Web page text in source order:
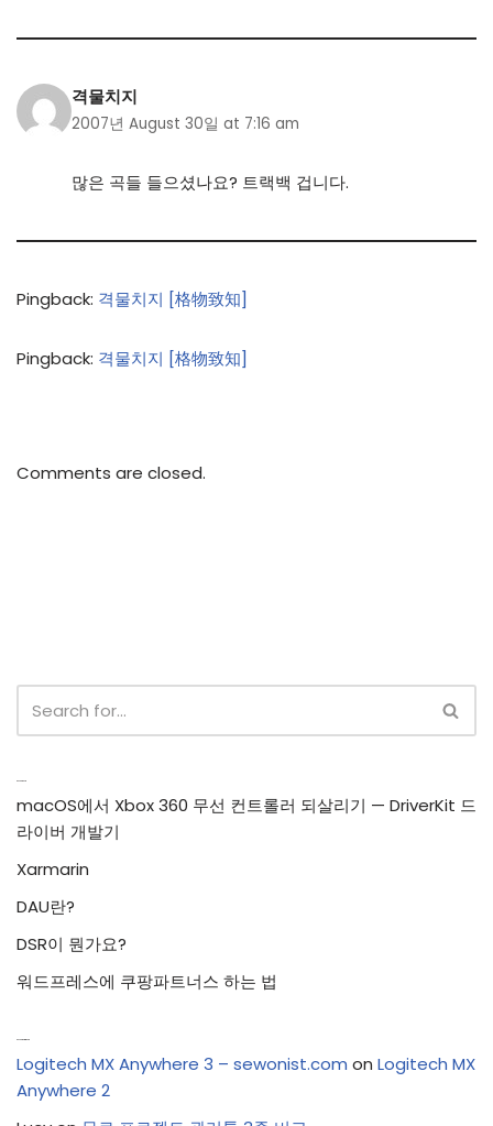
격물치지
2007년 August 30일 at 7:16 am
많은 곡들 들으셨나요? 트랙백 겁니다.
Pingback: 격물치지 [格物致知]
Pingback: 격물치지 [格物致知]
Comments are closed.
macOS에서 Xbox 360 무선 컨트롤러 되살리기 — DriverKit 드
라이버 개발기
Xarmarin
DAU란?
DSR이 뭔가요?
워드프레스에 쿠팡파트너스 하는 법
Logitech MX Anywhere 3 – sewonist.com on Logitech MX
Anywhere 2